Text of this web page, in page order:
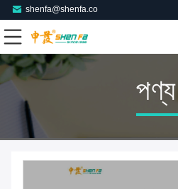
shenfa@shenfa.co
পণ্য